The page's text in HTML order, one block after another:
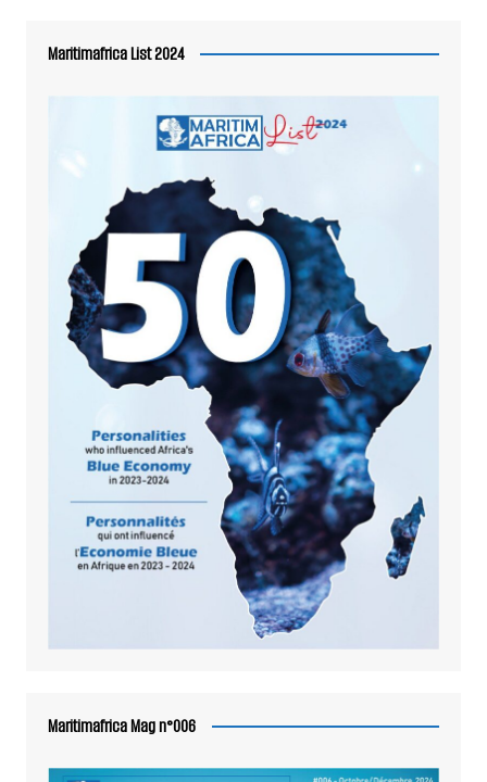
Maritimafrica List 2024
Maritimafrica Mag n°006